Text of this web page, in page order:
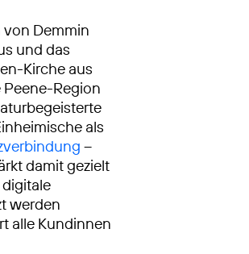
von Demmin
und das
Kirche aus
Peene-Region
als
–
damit gezielt
werden
alle Kundinnen